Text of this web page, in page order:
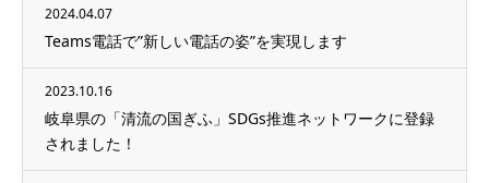
2024.04.07
Teams電話で”新しい電話の姿”を実現します
2023.10.16
岐阜県の「清流の国ぎふ」SDGs推進ネットワークに登録
されました！